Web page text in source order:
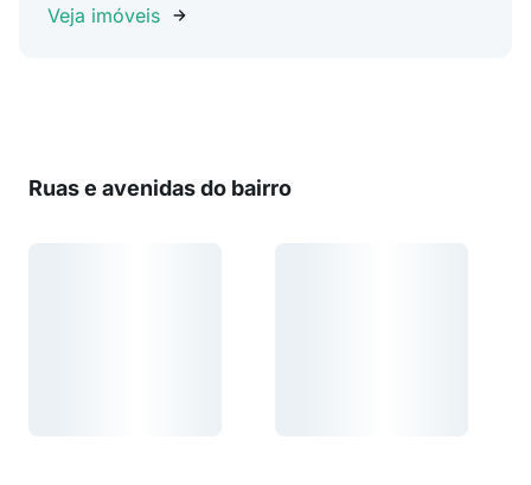
Veja imóveis
Ruas e avenidas do bairro